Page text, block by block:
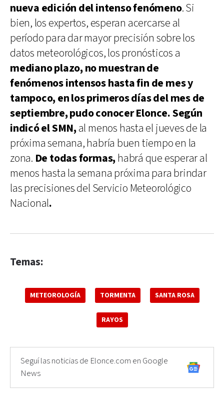
nueva edición del intenso fenómeno. Si
bien, los expertos, esperan acercarse al
período para dar mayor precisión sobre los
datos meteorológicos, los pronósticos a
mediano plazo, no muestran de
fenómenos intensos hasta fin de mes y
tampoco, en los primeros días del mes de
septiembre, pudo conocer Elonce. Según
indicó el SMN,al menos hasta el jueves de la
próxima semana, habría buen tiempo en la
zona. De todas formas,habrá que esperar al
menos hasta la semana próxima para brindar
las precisiones del Servicio Meteorológico
Nacional.
Temas:
METEOROLOGÍA TORMENTA SANTA ROSA
RAYOS
Seguí las noticias de Elonce.com en Google
News